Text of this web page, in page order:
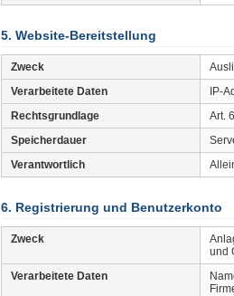
5. Website-Bereitstellung
Zweck
Verarbeitete Daten
IP-
Rechtsgrundlage
Art.
Speicherdauer
Verantwortlich
6. Registrierung und Benutzerkonto
Zweck
und
Verarbeitete Daten